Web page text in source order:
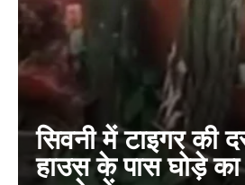
सिवनी में टाइगर की
हाउस के पास घोड़े का